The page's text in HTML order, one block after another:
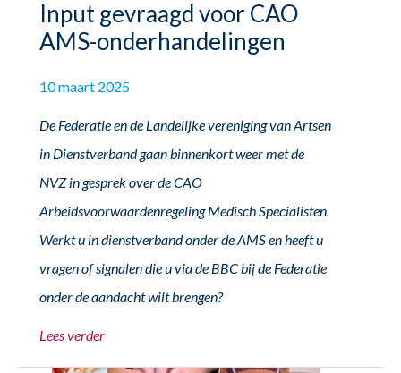
Input gevraagd voor CAO
AMS-onderhandelingen
10 maart 2025
De Federatie en de Landelijke vereniging van Artsen
in Dienstverband gaan binnenkort weer met de
NVZ in gesprek over de CAO
Arbeidsvoorwaardenregeling Medisch Specialisten.
Werkt u in dienstverband onder de AMS en heeft u
vragen of signalen die u via de BBC bij de Federatie
onder de aandacht wilt brengen?
Lees verder